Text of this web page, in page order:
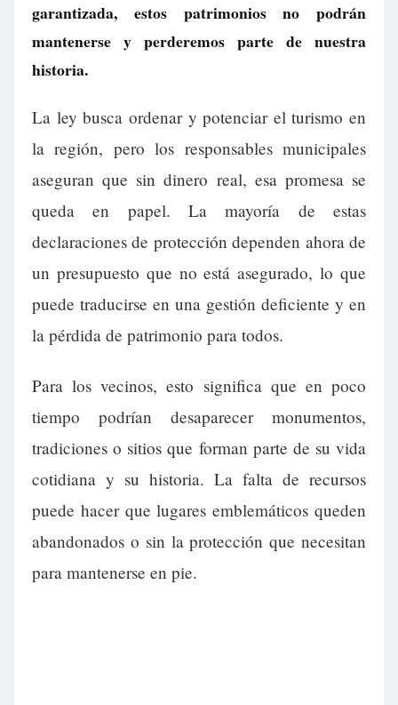
garantizada, estos patrimonios no podrán
mantenerse y perderemos parte de nuestra
historia.
La ley busca ordenar y potenciar el turismo en
la región, pero los responsables municipales
aseguran que sin dinero real, esa promesa se
queda en papel. La mayoría de estas
declaraciones de protección dependen ahora de
un presupuesto que no está asegurado, lo que
puede traducirse en una gestión deficiente y en
la pérdida de patrimonio para todos.
Para los vecinos, esto significa que en poco
tiempo podrían desaparecer monumentos,
tradiciones o sitios que forman parte de su vida
cotidiana y su historia. La falta de recursos
puede hacer que lugares emblemáticos queden
abandonados o sin la protección que necesitan
para mantenerse en pie.